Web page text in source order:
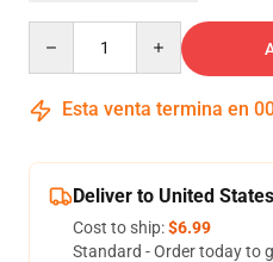
Esta venta termina en
Deliver to United States
Cost to ship:$6.99
Standard - Order today to